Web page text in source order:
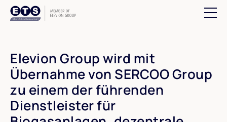
Suchfeld
Elevion Group wird mit
Übernahme von SERCOO Group
zu einem der führenden
Dienstleister für